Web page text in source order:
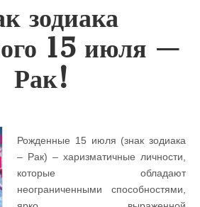
зодиака
15 июля —
Рак!
Рожденные 15 июля (знак зодиака
– Рак) – харизматичные личности,
которые обладают
неограниченными способностями,